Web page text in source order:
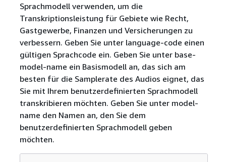
Sprachmodell verwenden, um die
Transkriptionsleistung für Gebiete wie Recht,
Gastgewerbe, Finanzen und Versicherungen zu
verbessern. Geben Sie unter language-code einen
gültigen Sprachcode ein. Geben Sie unter base-
model-name ein Basismodell an, das sich am
besten für die Samplerate des Audios eignet, das
Sie mit Ihrem benutzerdefinierten Sprachmodell
transkribieren möchten. Geben Sie unter model-
name den Namen an, den Sie dem
benutzerdefinierten Sprachmodell geben
möchten.